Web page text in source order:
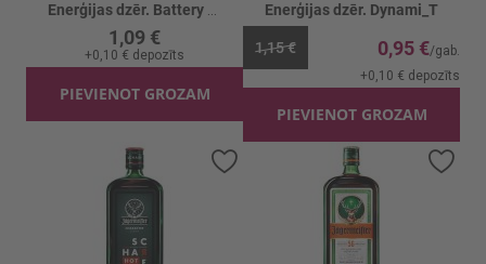
1,09 €
+0,10 € depozīts
PIEVIENOT GROZAM
Enerģijas dzēr. Dynami_T
1,15 € 0,95 €
+0,10 € depozīts
PIEVIENOT GROZAM
Pievienot vēlmju sarakstam